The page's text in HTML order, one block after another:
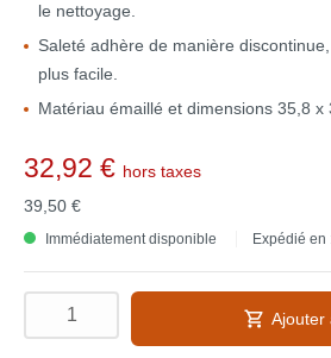
le nettoyage.
Saleté adhère de manière
plus facile.
Matériau émaillé et dimensions 35,8 x
32,92 € hors taxes
39,50 €
Immédiatement disponible Expédié en
Ajouter